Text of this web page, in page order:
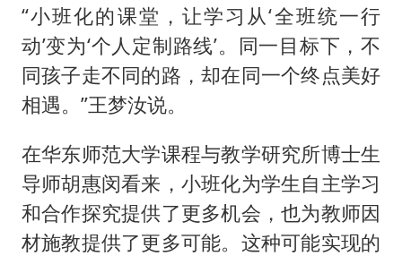
“小班化的课堂，让学习从‘全班统一行
动’变为‘个人定制路线’。同一目标下，不
同孩子走不同的路，却在同一个终点美好
相遇。”王梦汝说。
在华东师范大学课程与教学研究所博士生
导师胡惠闵看来，小班化为学生自主学习
和合作探究提供了更多机会，也为教师因
材施教提供了更多可能。这种可能实现的